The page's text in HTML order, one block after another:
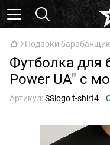
Подарки
Футболка для
Power UA" с
Артикул:SSlogo t-shirt4